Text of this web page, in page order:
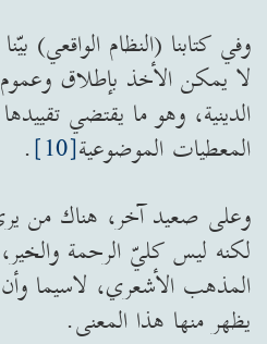
وفي كتابنا (النظام الواقعي)
لا يمكن الأخذ بإطلاق
الدينية، وهو ما يقتضي
المعطيات الموضوعية[10]
.
وعلى صعيد آخر، هناك من
لكنه ليس كليّ الرحمة
المذهب الأشعري، لاسيما
يظهر منها هذا المعنى.